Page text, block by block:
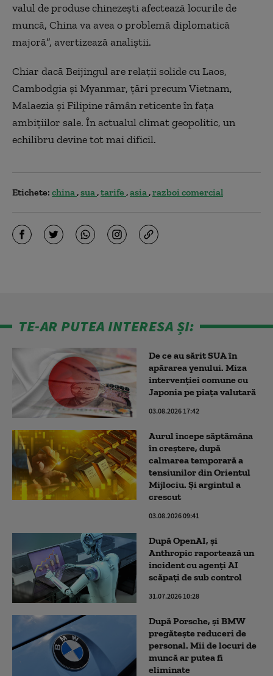
valul de produse chinezești afectează locurile de
muncă, China va avea o problemă diplomatică
majoră”, avertizează analiștii.
Chiar dacă Beijingul are relații solide cu Laos,
Cambodgia și Myanmar, țări precum Vietnam,
Malaezia și Filipine rămân reticente în fața
ambițiilor sale. În actualul climat geopolitic, un
echilibru devine tot mai dificil.
Etichete: china sua tarife asia razboi comercial
TE-AR PUTEA INTERESA ȘI:
De ce au sărit SUA în
apărarea yenului. Miza
intervenției comune cu
Japonia pe piața valutară
03.08.2026 17:42
Aurul începe săptămâna
în creștere, după
calmarea temporară a
tensiunilor din Orientul
Mijlociu. Și argintul a
crescut
03.08.2026 09:41
După OpenAI, și
Anthropic raportează un
incident cu agenți AI
scăpați de sub control
31.07.2026 10:28
După Porsche, și BMW
pregătește reduceri de
personal. Mii de locuri de
muncă ar putea fi
eliminate